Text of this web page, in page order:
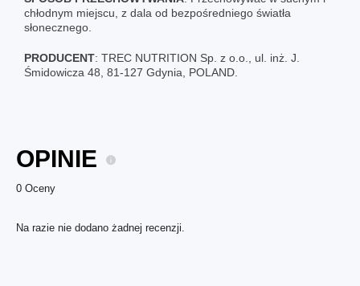
chłodnym miejscu, z dala od bezpośredniego światła
słonecznego.
PRODUCENT: TREC NUTRITION Sp. z o.o., ul. inż. J.
Śmidowicza 48, 81-127 Gdynia, POLAND.
OPINIE
0 Oceny
Na razie nie dodano żadnej recenzji.